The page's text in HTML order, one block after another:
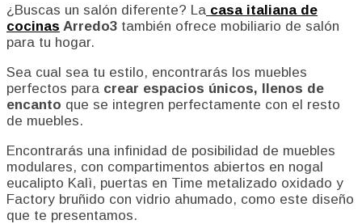
¿Buscas un salón diferente? La casa italiana de
cocinas Arredo3 también ofrece mobiliario de salón
para tu hogar.
Sea cual sea tu estilo, encontrarás los muebles
perfectos para crear espacios únicos, llenos de
encanto que se integren perfectamente con el resto
de muebles.
Encontrarás una infinidad de posibilidad de muebles
modulares, con compartimentos abiertos en nogal
eucalipto Kalì, puertas en Time metalizado oxidado y
Factory bruñido con vidrio ahumado, como este diseño
que te presentamos.